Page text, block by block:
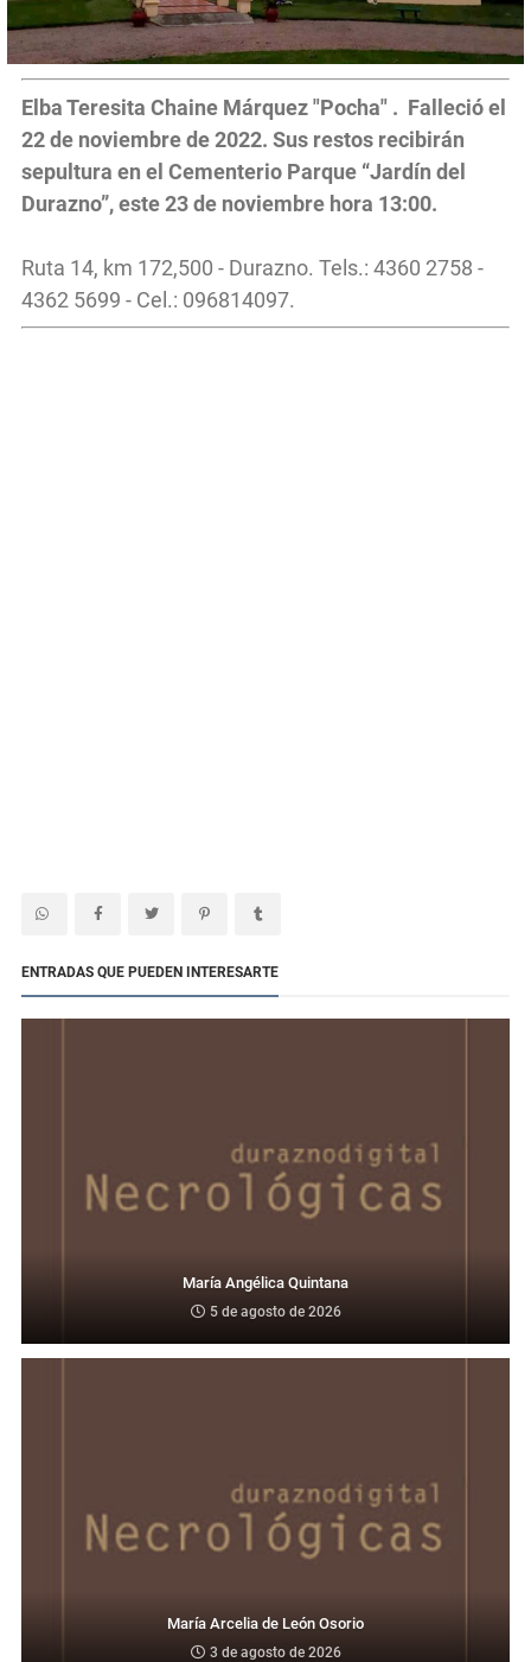
Elba Teresita Chaine Márquez "Pocha" . Falleció el
22 de noviembre de 2022. Sus restos recibirán
sepultura en el Cementerio Parque “Jardín del
Durazno”, este 23 de noviembre hora 13:00.
Ruta 14, km 172,500 - Durazno. Tels.: 4360 2758 -
4362 5699 - Cel.: 096814097.
ENTRADAS QUE PUEDEN INTERESARTE
María Angélica Quintana
5 de agosto de 2026
María Arcelia de León Osorio
3 de agosto de 2026